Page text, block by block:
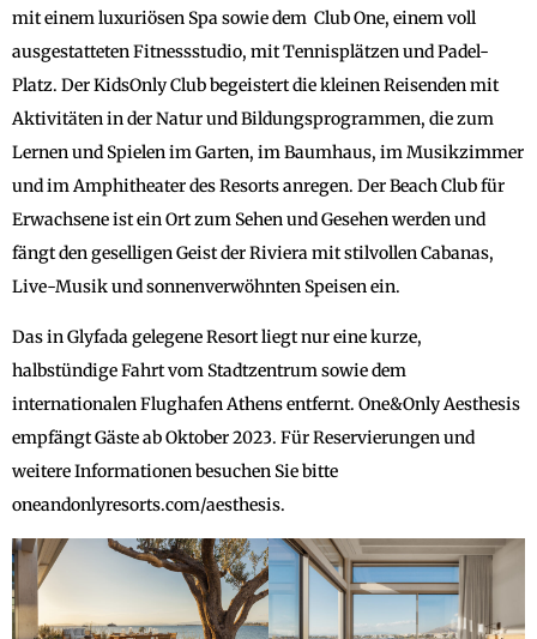
mit einem luxuriösen Spa sowie dem Club One, einem voll
ausgestatteten Fitnessstudio, mit Tennisplätzen und Padel-
Platz. Der KidsOnly Club begeistert die kleinen Reisenden mit
Aktivitäten in der Natur und Bildungsprogrammen, die zum
Lernen und Spielen im Garten, im Baumhaus, im Musikzimmer
und im Amphitheater des Resorts anregen. Der Beach Club für
Erwachsene ist ein Ort zum Sehen und Gesehen werden und
fängt den geselligen Geist der Riviera mit stilvollen Cabanas,
Live-Musik und sonnenverwöhnten Speisen ein.
Das in Glyfada gelegene Resort liegt nur eine kurze,
halbstündige Fahrt vom Stadtzentrum sowie dem
internationalen Flughafen Athens entfernt. One&Only Aesthesis
empfängt Gäste ab Oktober 2023. Für Reservierungen und
weitere Informationen besuchen Sie bitte
oneandonlyresorts.com/aesthesis.